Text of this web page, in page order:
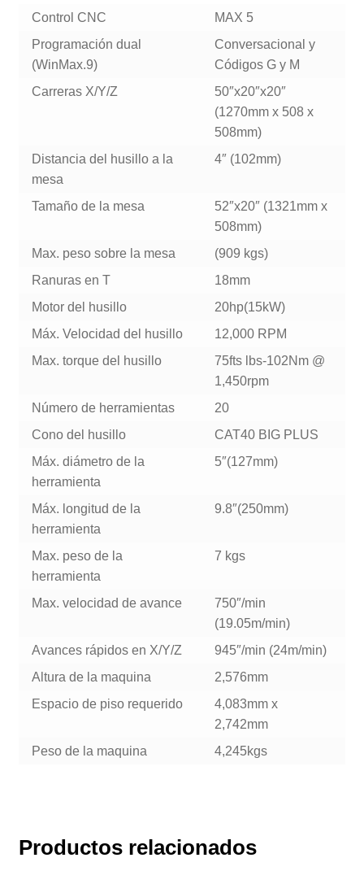
Control CNC
MAX 5
Programación dual
(WinMax.9)
Conversacional y
Códigos G y M
Carreras X/Y/Z
50″x20″x20″
(1270mm x 508 x
508mm)
Distancia del husillo a la
mesa
4″ (102mm)
Tamaño de la mesa
52″x20″ (1321mm x
508mm)
Max. peso sobre la mesa
(909 kgs)
Ranuras en T
18mm
Motor del husillo
20hp(15kW)
Máx. Velocidad del husillo
12,000 RPM
Max. torque del husillo
75fts lbs-102Nm @
1,450rpm
Número de herramientas
20
Cono del husillo
CAT40 BIG PLUS
Máx. diámetro de la
herramienta
5″(127mm)
Máx. longitud de la
herramienta
9.8″(250mm)
Max. peso de la
herramienta
7 kgs
Max. velocidad de avance
750″/min
(19.05m/min)
Avances rápidos en X/Y/Z
945″/min (24m/min)
Altura de la maquina
2,576mm
Espacio de piso requerido
4,083mm x
2,742mm
Peso de la maquina
4,245kgs
Productos relacionados